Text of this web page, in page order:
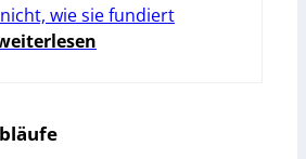
wie sie fundiert